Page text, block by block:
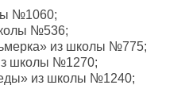
№1060;
№536;
из школы №775;
школы №1270;
из школы №1240;